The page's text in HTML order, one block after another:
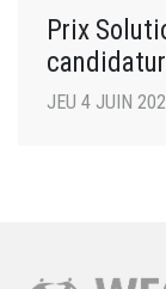
Prix
JEU 4 JUIN